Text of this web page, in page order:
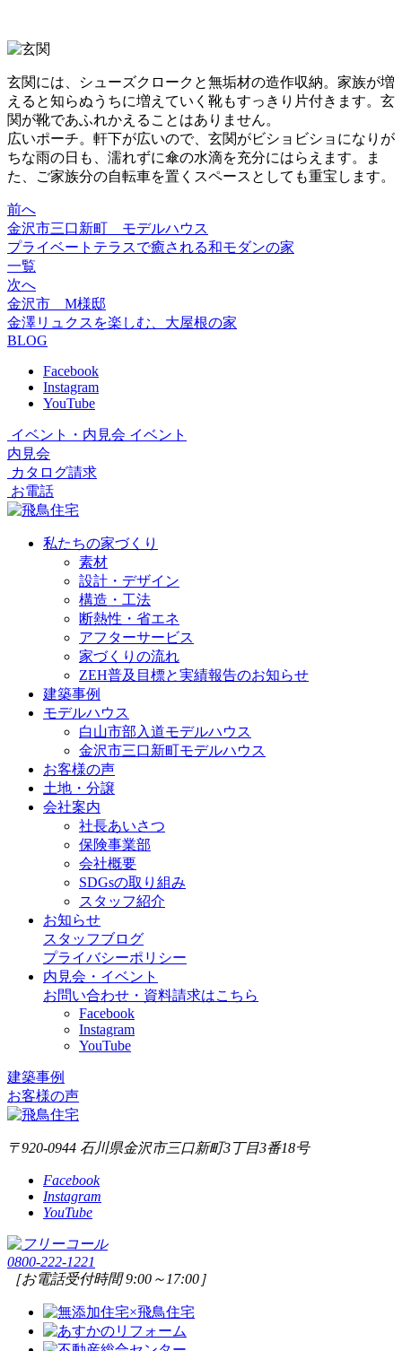
玄関には、シューズクロークと無垢材の造作収納。家族が増
えると知らぬうちに増えていく靴もすっきり片付きます。玄
関が靴であふれかえることはありません。
広いポーチ。軒下が広いので、玄関がビショビショになりが
ちな雨の日も、濡れずに傘の水滴を充分にはらえます。ま
た、ご家族分の自転車を置くスペースとしても重宝します。
前へ
金沢市三口新町 モデルハウス
プライベートテラスで癒される和モダンの家
一覧
次へ
金沢市 M様邸
金澤リュクスを楽しむ、大屋根の家
BLOG
Facebook
Instagram
YouTube
イベント・内見会 イベント
内見会
カタログ請求
お電話
私たちの家づくり
素材
設計・デザイン
構造・工法
断熱性・省エネ
アフターサービス
家づくりの流れ
ZEH普及目標と実績報告のお知らせ
建築事例
モデルハウス
白山市部入道モデルハウス
金沢市三口新町モデルハウス
お客様の声
土地・分譲
会社案内
社長あいさつ
保険事業部
会社概要
SDGsの取り組み
スタッフ紹介
お知らせ
スタッフブログ
プライバシーポリシー
内見会・イベント
お問い合わせ・資料請求はこちら
Facebook
Instagram
YouTube
建築事例
お客様の声
〒920-0944 石川県金沢市三口新町3丁目3番18号
Facebook
Instagram
YouTube
0800-222-1221
［お電話受付時間 9:00～17:00］